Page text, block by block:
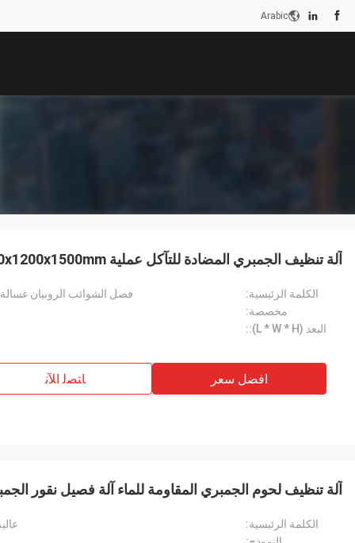
Arabic
آلة تنظيف الجمبري المضادة للتآكل عملية 1300x1200x1500mm
الكلمة الرئيسية:
فصل الشوائب الروبيان غسالة
مخصصة:
البعد (L * W * H)::
افضل سعر ﺎﺘﺼﻟ ﺍﻶﻧ
آلة تنظيف لحوم الجمبري المقاومة للماء آلة فصيل نقور
الكلمة الرئيسية: